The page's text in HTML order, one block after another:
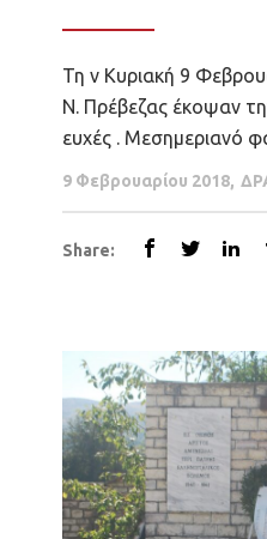
Τη ν Κυριακή 9 Φεβρουαρίου 2018 οι Τρίτεκνοι
Ν. Πρέβεζας έκοψαν την πίτα και αντάλλαξαν
ευχές . Μεσημεριανό
μουσική, πλούσια
9 Φεβρουαρίου 2018
Share: